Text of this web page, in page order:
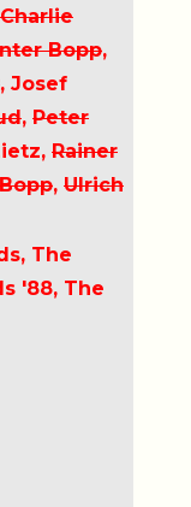
Charlie
Bopp,
, Josef
, Peter
Rainer
, Ulrich
The
'88, The